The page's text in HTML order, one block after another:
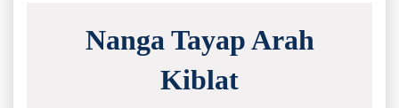
Nanga Tayap Arah
Kiblat